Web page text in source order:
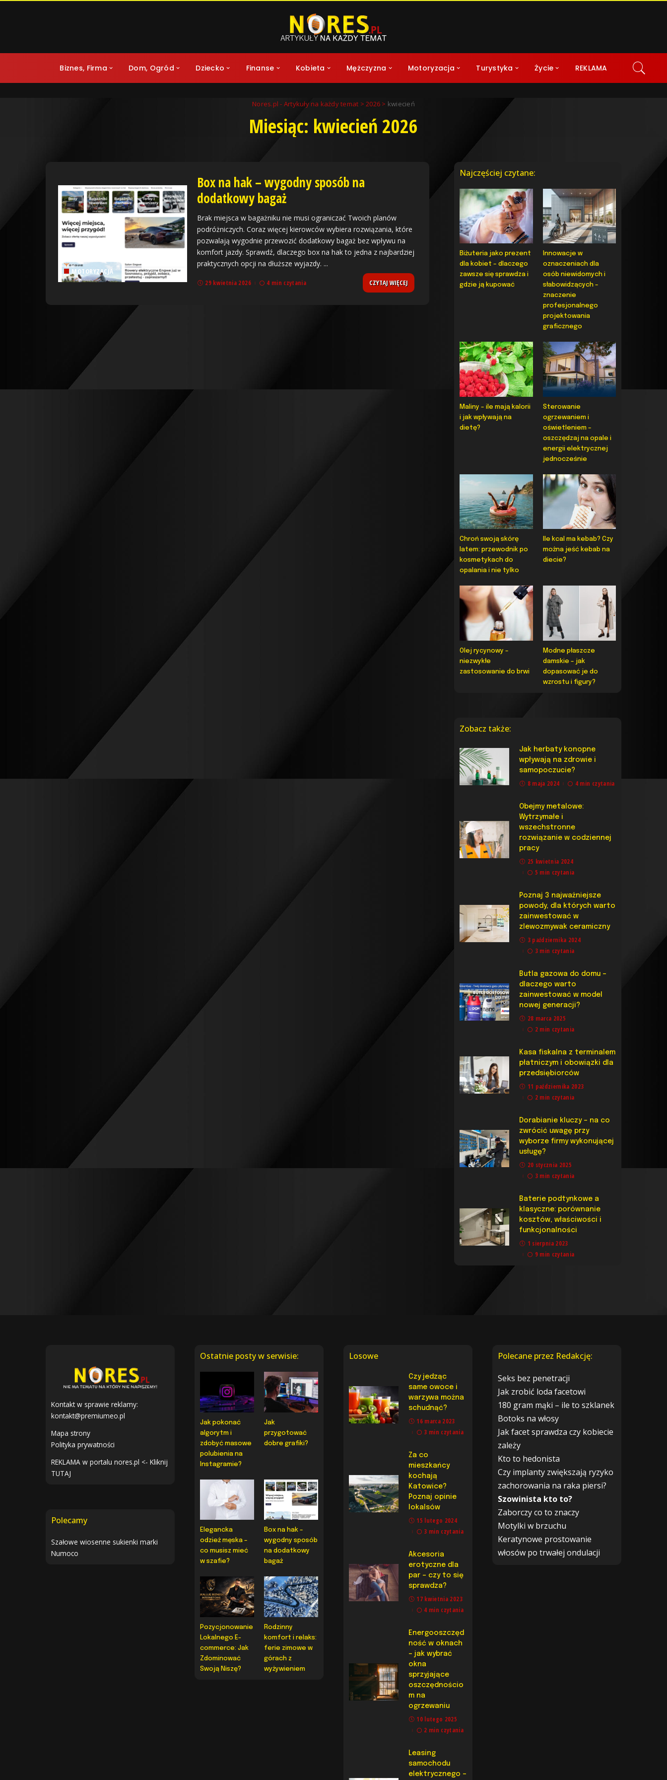
Biznes, Firma Dom, Ogród Dziecko Finanse Kobieta Mężczyzna Motoryzacja Turystyka Życie REKLAMA
Nores.pl - Artykuły na każdy temat >2026 > kwiecień
Miesiąc: kwiecień 2026
MOTORYZACJA
Box na hak – wygodny sposób na
dodatkowy bagaż
Brak miejsca w bagażniku nie musi ograniczać Twoich planów
podróżniczych. Coraz więcej kierowców wybiera rozwiązania, które
pozwalają wygodnie przewozić dodatkowy bagaż bez wpływu na
komfort jazdy. Sprawdź, dlaczego box na hak to jedna z najbardziej
praktycznych opcji na dłuższe wyjazdy. ...
29 kwietnia 2026 4 min czytania CZYTAJ WIĘCEJ
Najczęściej czytane:
Biżuteria jako prezent
dla kobiet – dlaczego
zawsze się sprawdza i
gdzie ją kupować
Innowacje w
oznaczeniach dla
osób niewidomych i
słabowidzących –
znaczenie
profesjonalnego
projektowania
graficznego
Maliny – ile mają kalorii
i jak wpływają na
dietę?
Sterowanie
ogrzewaniem i
oświetleniem –
oszczędzaj na opale i
energii elektrycznej
jednocześnie
Chroń swoją skórę
latem: przewodnik po
kosmetykach do
opalania i nie tylko
Ile kcal ma kebab? Czy
można jeść kebab na
diecie?
Olej rycynowy –
niezwykłe
zastosowanie do brwi
Modne płaszcze
damskie – jak
dopasować je do
wzrostu i figury?
Zobacz także:
Jak herbaty konopne
wpływają na zdrowie i
samopoczucie?
8 maja 2024 4 min czytania
Obejmy metalowe:
Wytrzymałe i
wszechstronne
rozwiązanie w codziennej
pracy
25 kwietnia 2024
5 min czytania
Poznaj 3 najważniejsze
powody, dla których warto
zainwestować w
zlewozmywak ceramiczny
3 października 2024
3 min czytania
Butla gazowa do domu –
dlaczego warto
zainwestować w model
nowej generacji?
28 marca 2025
2 min czytania
Kasa fiskalna z terminalem
płatniczym i obowiązki dla
przedsiębiorców
11 października 2023
2 min czytania
Dorabianie kluczy – na co
zwrócić uwagę przy
wyborze firmy wykonującej
usługę?
20 stycznia 2025
3 min czytania
Baterie podtynkowe a
klasyczne: porównanie
kosztów, właściwości i
funkcjonalności
1 sierpnia 2023
9 min czytania
Kontakt w sprawie reklamy:
kontakt@premiumeo.pl
Mapa strony
Polityka prywatności
REKLAMA w portalu nores.pl <- Kliknij
TUTAJ
Polecamy
Szałowe wiosenne sukienki marki
Numoco
Ostatnie posty w serwisie:
Jak pokonać
algorytm i
zdobyć masowe
polubienia na
Instagramie?
Jak
przygotować
dobre grafiki?
Elegancka
odzież męska –
co musisz mieć
w szafie?
Box na hak –
wygodny sposób
na dodatkowy
bagaż
Pozycjonowanie
Lokalnego E-
commerce: Jak
Zdominować
Swoją Niszę?
Rodzinny
komfort i relaks:
ferie zimowe w
górach z
wyżywieniem
Losowe
Czy jedząc
same owoce i
warzywa można
schudnąć?
16 marca 2023
3 min czytania
Za co
mieszkańcy
kochają
Katowice?
Poznaj opinie
lokalsów
15 lutego 2024
3 min czytania
Akcesoria
erotyczne dla
par – czy to się
sprawdza?
17 kwietnia 2023
4 min czytania
Energooszczęd
ność w oknach
– jak wybrać
okna
sprzyjające
oszczędnościo
m na
ogrzewaniu
10 lutego 2025
2 min czytania
Leasing
samochodu
elektrycznego –
Polecane przez Redakcję:
Seks bez penetracji
Jak zrobić loda facetowi
180 gram mąki – ile to szklanek
Botoks na włosy
Jak facet sprawdza czy kobiecie
zależy
Kto to hedonista
Czy implanty zwiększają ryzyko
zachorowania na raka piersi?
Szowinista kto to?
Zaborczy co to znaczy
Motylki w brzuchu
Keratynowe prostowanie
włosów po trwałej ondulacji